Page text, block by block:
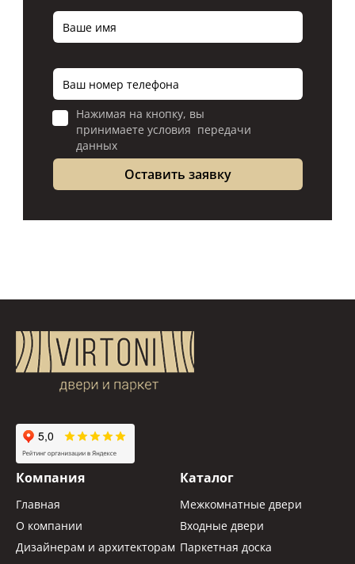
Нажимая на кнопку, вы
принимаете условия передачи
данных
Компания
Главная
О компании
Дизайнерам и архитекторам
Каталог
Межкомнатные двери
Входные двери
Паркетная доска